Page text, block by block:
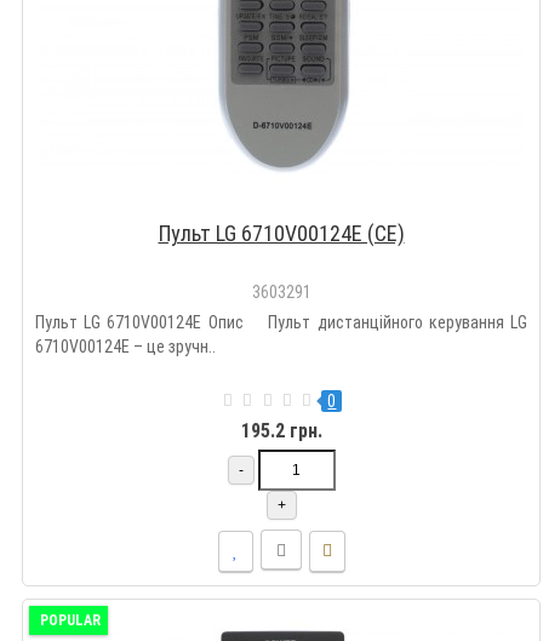
Пульт LG 6710V00124E (CE)
3603291
Пульт LG 6710V00124E Опис Пульт дистанційного керування LG
6710V00124E – це зручн..
0
195.2 грн.
-
+
POPULAR